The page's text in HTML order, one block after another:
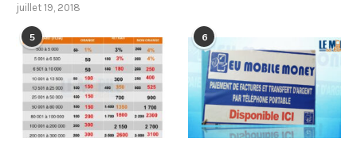
juillet 19, 2018
5 6